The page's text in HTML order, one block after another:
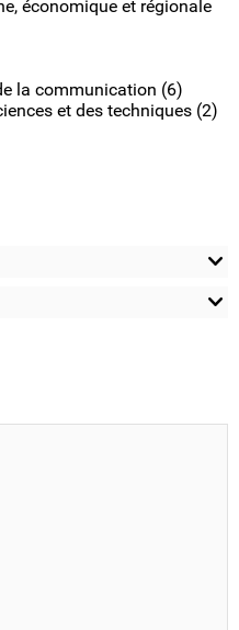
économique et régionale
la communication (6)
et des techniques (2)